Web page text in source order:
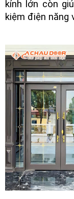
kính lớn còn
kiệm điện năng